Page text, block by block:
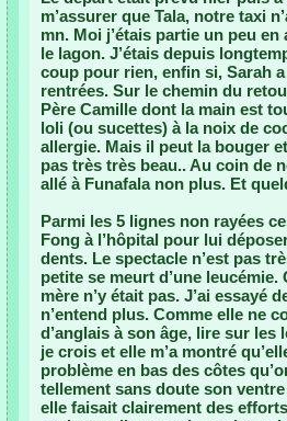
m’assurer que Tala, notre taxi
mn. Moi j’étais partie un peu
le lagon. J’étais depuis
coup pour rien, enfin si, Sarah
rentrées. Sur le chemin du
Père Camille dont la main est
loli (ou sucettes) à la noix de
allergie. Mais il peut la bouger
pas très très beau.. Au coin de
allé à Funafala non plus. Et
Parmi les 5 lignes non rayées
Fong à l’hôpital pour lui
dents. Le spectacle n’est pas
petite se meurt d’une
mère n’y était pas. J’ai essayé
n’entend plus. Comme elle ne
d’anglais à son âge, lire sur les
je crois et elle m’a montré
problème en bas des côtes
tellement sans doute son
elle faisait clairement des